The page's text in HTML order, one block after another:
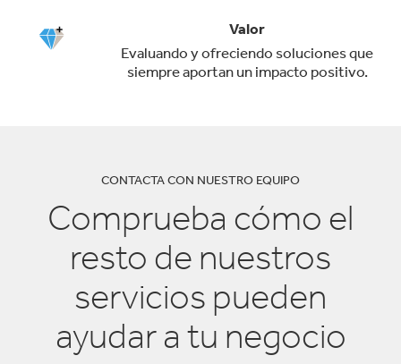
Valor
Evaluando y ofreciendo soluciones que
siempre aportan un impacto positivo.
CONTACTA CON NUESTRO EQUIPO
Comprueba cómo el
resto de nuestros
servicios pueden
ayudar a tu negocio